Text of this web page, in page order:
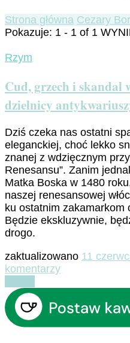
Strona główna Cezary
Pokazuje: 1 - 1 of 1
Rzym
Cud, grzech i skandal
dzielnicy
Dziś czeka nas ostatni
eleganckiej, choć lekko
znanej z wdzięcznym
Renesansu”. Zanim
Matka Boska w 1480
naszej renesansowej
ku ostatnim zakamarkom
Będzie ekskluzywnie,
drogo.
zaktualizowano 11
komentarzydo
i
watykański